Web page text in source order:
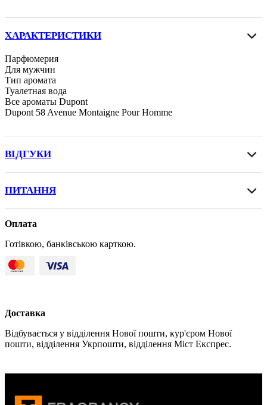
ХАРАКТЕРИСТИКИ
Парфюмерия
Для мужчин
Тип аромата
Туалетная вода
Все ароматы Dupont
Dupont 58 Avenue Montaigne Pour Homme
ВІДГУКИ
ПИТАННЯ
Оплата
Готівкою, банківською карткою.
Доставка
Відбувається у відділення Нової пошти, кур'єром Нової
пошти, відділення Укрпошти, відділення Міст Експрес.